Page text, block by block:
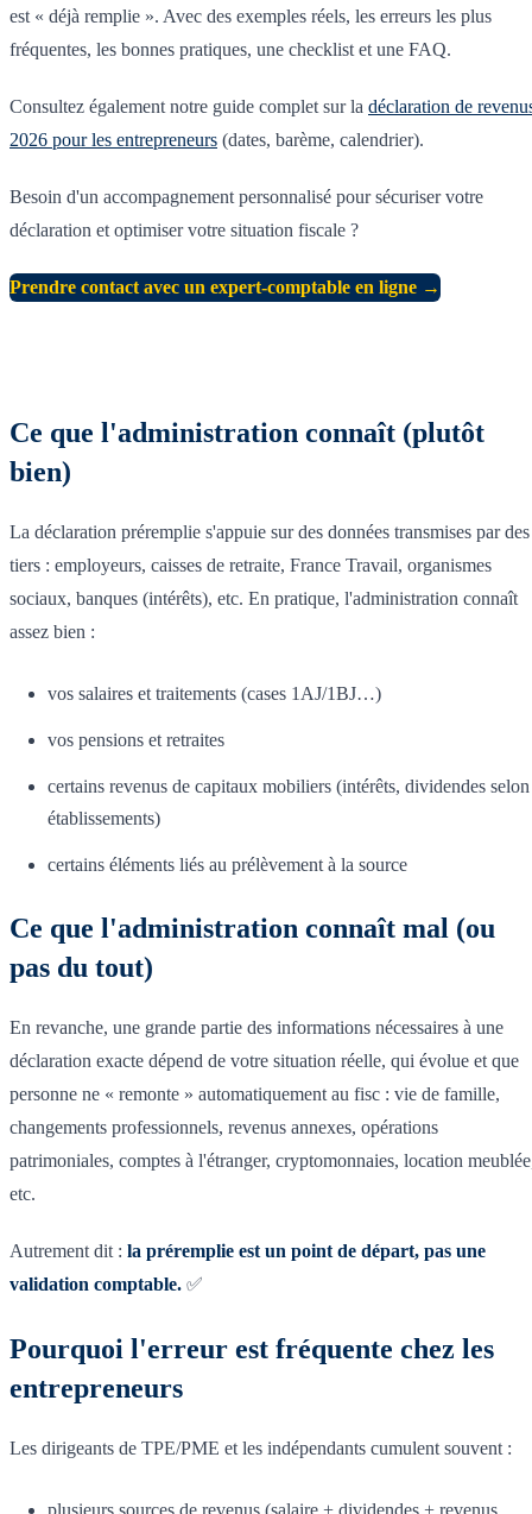
est « déjà remplie ». Avec des exemples réels, les erreurs les plus
fréquentes, les bonnes pratiques, une checklist et une FAQ.
Consultez également notre guide complet sur la déclaration de
2026 pour les entrepreneurs (dates, barème, calendrier).
Besoin d'un accompagnement personnalisé pour sécuriser votre
déclaration et optimiser votre situation fiscale ?
Prendre contact avec un expert-comptable en ligne →
Ce que l'administration connaît (plutôt
bien)
La déclaration préremplie s'appuie sur des données transmises par des
tiers : employeurs, caisses de retraite, France Travail, organismes
sociaux, banques (intérêts), etc. En pratique, l'administration connaît
assez bien :
vos salaires et traitements (cases 1AJ/1BJ…)
vos pensions et retraites
certains revenus de capitaux mobiliers (intérêts, dividendes selon
établissements)
certains éléments liés au prélèvement à la source
Ce que l'administration connaît mal (ou
pas du tout)
En revanche, une grande partie des informations nécessaires à une
déclaration exacte dépend de votre situation réelle, qui évolue et que
personne ne « remonte » automatiquement au fisc : vie de famille,
changements professionnels, revenus annexes, opérations
patrimoniales, comptes à l'étranger, cryptomonnaies, location
etc.
Autrement dit : la préremplie est un point de départ, pas une
validation comptable. ✅
Pourquoi l'erreur est fréquente chez les
entrepreneurs
Les dirigeants de TPE/PME et les indépendants cumulent souvent :